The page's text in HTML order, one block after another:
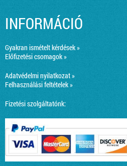
INFORMÁCIÓ
Gyakran ismételt kérdések »
Előfizetési csomagok »
Adatvédelmi nyilatkozat »
Felhasználási feltételek »
Fizetési szolgáltatónk: